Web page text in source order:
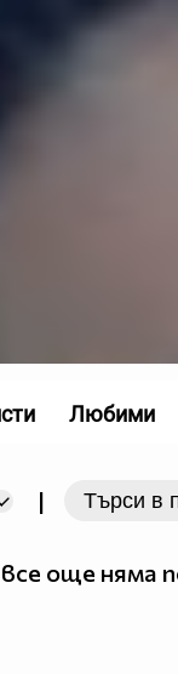
|
още няма
Любими